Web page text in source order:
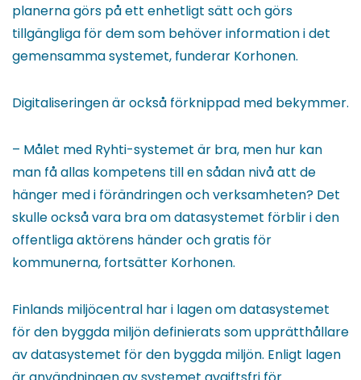
planerna görs på ett enhetligt sätt och görs
tillgängliga för dem som behöver information i det
gemensamma systemet, funderar Korhonen.
Digitaliseringen är också förknippad med bekymmer.
– Målet med Ryhti-systemet är bra, men hur kan
man få allas kompetens till en sådan nivå att de
hänger med i förändringen och verksamheten? Det
skulle också vara bra om datasystemet förblir i den
offentliga aktörens händer och gratis för
kommunerna, fortsätter Korhonen.
Finlands miljöcentral har i lagen om datasystemet
för den byggda miljön definierats som upprätthållare
av datasystemet för den byggda miljön. Enligt lagen